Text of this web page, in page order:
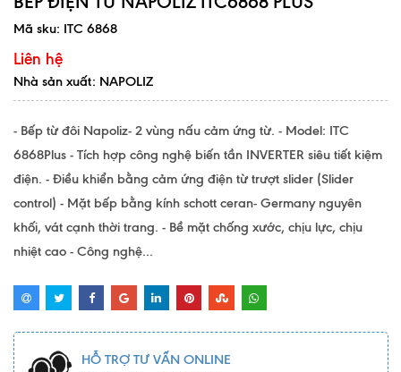
Mã sku: ITC 6868
Liên hệ
Nhà sản xuất: NAPOLIZ
- Bếp từ đôi Napoliz- 2 vùng nấu cảm ứng từ. - Model: ITC
6868Plus - Tích hợp công nghệ biến tần INVERTER siêu tiết kiệm
điện. - Điều khiển bằng cảm ứng điện từ trượt slider (Slider
control) - Mặt bếp bằng kính schott ceran- Germany nguyên
khối, vát cạnh thời trang. - Bề mặt chống xước, chịu lực, chịu
nhiệt cao - Công nghệ...
HỖ TRỢ TƯ VẤN ONLINE